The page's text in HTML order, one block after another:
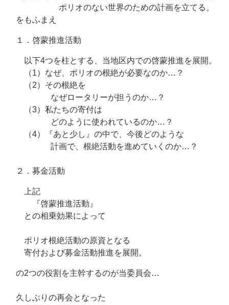
ポリオのない世界のための計画を立てる。
をもふまえ
１．啓蒙推進活動
以下4つを柱とする、当地区内での啓蒙推進を展開。
（1）なぜ、ポリオの根絶が必要なのか…？
（2）その根絶を
なぜロータリーが担うのか…？
（3）私たちの寄付は
どのように使われているのか…？
（4）『あと少し』の中で、今後どのような
計画で、根絶活動を進めていくのか…？
２．募金活動
上記
『啓蒙推進活動』
との相乗効果によって
ポリオ根絶活動の原資となる
寄付および募金活動推進を展開。
の2つの役割を主幹するのが当委員会…
久しぶりの再会となった